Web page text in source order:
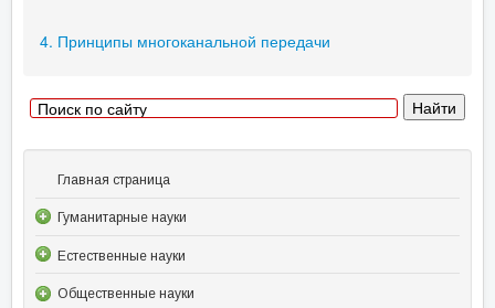
4. Принципы многоканальной передачи
Главная страница
Гуманитарные науки
Естественные науки
Общественные науки